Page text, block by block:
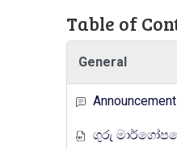
Table of
General
ගුරු මාර්ගෝපදේශ